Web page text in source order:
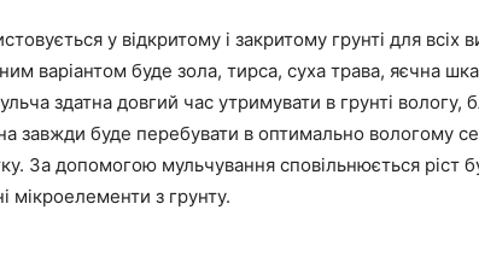
у відкритому і закритому грунті для всіх
варіантом буде зола, тирса, суха трава, яєчна
здатна довгий час утримувати в грунті вологу,
завжди буде перебувати в оптимально вологому
За допомогою мульчування сповільнюється ріст
мікроелементи з грунту.